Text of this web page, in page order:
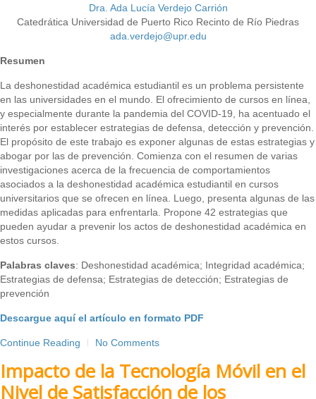
Dra. Ada Lucía Verdejo Carrión
Catedrática Universidad de Puerto Rico Recinto de Río Piedras
ada.verdejo@upr.edu
Resumen
La deshonestidad académica estudiantil es un problema persistente
en las universidades en el mundo. El ofrecimiento de cursos en línea,
y especialmente durante la pandemia del COVID-19, ha acentuado el
interés por establecer estrategias de defensa, detección y prevención.
El propósito de este trabajo es exponer algunas de estas estrategias y
abogar por las de prevención. Comienza con el resumen de varias
investigaciones acerca de la frecuencia de comportamientos
asociados a la deshonestidad académica estudiantil en cursos
universitarios que se ofrecen en línea. Luego, presenta algunas de las
medidas aplicadas para enfrentarla. Propone 42 estrategias que
pueden ayudar a prevenir los actos de deshonestidad académica en
estos cursos.
Palabras claves: Deshonestidad académica; Integridad académica;
Estrategias de defensa; Estrategias de detección; Estrategias de
prevención
Descargue aquí el artículo en formato PDF
Continue Reading No Comments
Impacto de la Tecnología Móvil en el
Nivel de Satisfacción de los